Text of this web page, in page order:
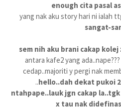
enough cita pasal
yang nak aku story hari ni ialah
sangat-
sem nih aku brani cakap
antara kafe2 yang
cedap..majoriti y pergi nak
..hello..dah dekat pukoi
ntahpape..lauk jgn cakap la..tgk
x tau nak